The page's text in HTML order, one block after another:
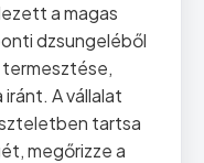
a magas
dzsungeléből
termesztése,
A vállalat
tartsa
megőrizze a